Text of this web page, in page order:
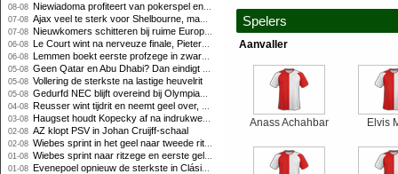
08-08 Niewiadoma profiteert van pokerspel en grijpt geel op Ventoux
07-08 Ajax veel te sterk voor Shelbourne, maar houdt schade beperkt
07-08 Nieuwkomers schitteren bij ruime Europese zege FC Twente
06-08 Le Court wint na nerveuze finale, Pieterse derde
06-08 Lemmen boekt eerste profzege in zware Ronde van Polen-rit
05-08 Geen Qatar en Abu Dhabi? Dan eindigt Formule 1-seizoen mogelijk in Europa
05-08 Vollering de sterkste na lastige heuvelrit
05-08 Gedurfd NEC blijft overeind bij Olympiakos
04-08 Reusser wint tijdrit en neemt geel over, Nooijen knap tweede
03-08 Haugset houdt Kopecky af na indrukwekkende solo van 86 kilometer
02-08 AZ klopt PSV in Johan Cruijff-schaal
02-08 Wiebes sprint in het geel naar tweede ritzege
01-08 Wiebes sprint naar ritzege en eerste gele trui in Tour Femmes
01-08 Evenepoel opnieuw de sterkste in Clásica San Sebastián
Spelers
Aanvaller
Anass Achahbar Elvis